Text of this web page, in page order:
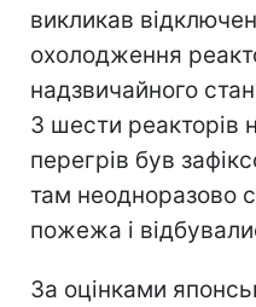
викликав
охолодження
надзвичайного
З шести реакторів
перегрів був
там неодноразово
пожежа і
За оцінками